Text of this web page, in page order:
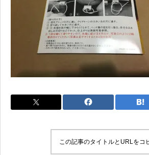
この記事のタイトルとURLをコ